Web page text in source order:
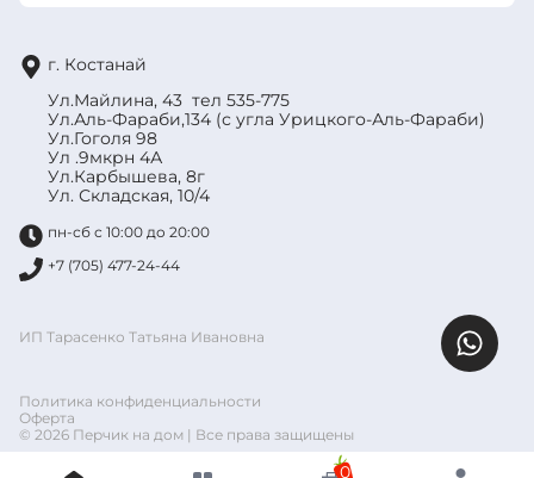
г. Костанай
Ул.Майлина, 43 тел 535-775
Ул.Аль-Фараби,134 (с угла Урицкого-Аль-Фараби)
Ул.Гоголя 98
Ул .9мкрн 4А
Ул.Карбышева, 8г
Ул. Складская, 10/4
пн-сб с 10:00 до 20:00
+7 (705) 477-24-44
ИП Тарасенко Татьяна Ивановна
Политика конфиденциальности
Оферта
© 2026 Перчик на дом | Все права защищены
0